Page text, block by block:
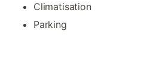
Climatisation
Parking